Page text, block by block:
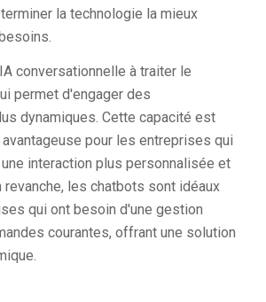
la technologie la mieux
conversationnelle à traiter le
permet d'engager des
dynamiques. Cette capacité est
pour les entreprises qui
interaction plus personnalisée et
revanche, les chatbots sont idéaux
qui ont besoin d'une gestion
courantes, offrant une solution